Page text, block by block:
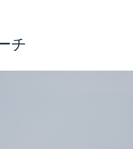
チ